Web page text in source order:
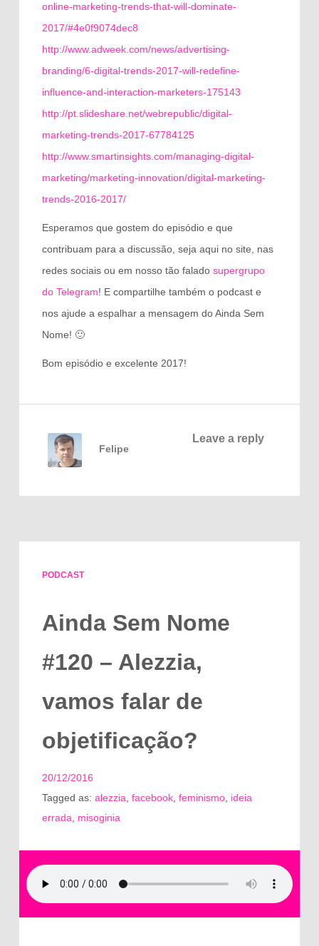
online-marketing-trends-that-will-dominate-
2017/#4e0f9074dec8
http://www.adweek.com/news/advertising-
branding/6-digital-trends-2017-will-redefine-
influence-and-interaction-marketers-175143
http://pt.slideshare.net/webrepublic/digital-
marketing-trends-2017-67784125
http://www.smartinsights.com/managing-digital-
marketing/marketing-innovation/digital-marketing-
trends-2016-2017/
Esperamos que gostem do episódio e que
contribuam para a discussão, seja aqui no site, nas
redes sociais ou em nosso tão falado supergrupo
do Telegram! E compartilhe também o podcast e
nos ajude a espalhar a mensagem do Ainda Sem
Nome! 🙂
Bom episódio e excelente 2017!
Leave a reply
Felipe
PODCAST
Ainda Sem Nome
#120 – Alezzia,
vamos falar de
objetificação?
20/12/2016
Tagged as: alezzia facebook, feminismo, ideia
errada
misoginia